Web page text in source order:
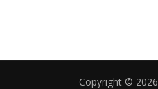
Copyright © 2026